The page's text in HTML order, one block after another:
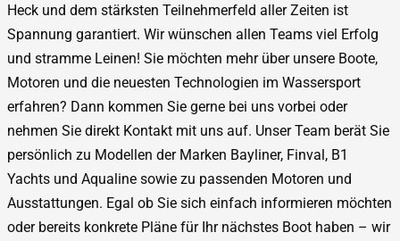
Heck und dem stärksten Teilnehmerfeld aller Zeiten ist
Spannung garantiert. Wir wünschen allen Teams viel Erfolg
und stramme Leinen! Sie möchten mehr über unsere Boote,
Motoren und die neuesten Technologien im Wassersport
erfahren? Dann kommen Sie gerne bei uns vorbei oder
nehmen Sie direkt Kontakt mit uns auf. Unser Team berät Sie
persönlich zu Modellen der Marken Bayliner, Finval, B1
Yachts und Aqualine sowie zu passenden Motoren und
Ausstattungen. Egal ob Sie sich einfach informieren möchten
oder bereits konkrete Pläne für Ihr nächstes Boot haben – wir